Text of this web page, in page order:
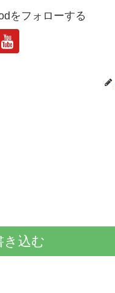
をフォローする
き込む